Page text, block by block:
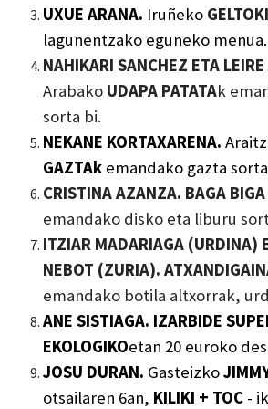
UXUE ARANA. Iruñeko GELTOKI
lagunentzako eguneko menua.
NAHIKARI SANCHEZ ETA
Arabako UDAPA PATATAk
sorta bi.
NEKANE KORTAXARENA.
GAZTAk emandako gazta
CRISTINA AZANZA. BAGA
emandako disko eta liburu
ITZIAR MADARIAGA (URDINA)
NEBOT (ZURIA).
emandako botila altxorrak,
ANE SISTIAGA. IZARBIDE
EKOLOGIKOetan 20 euroko
JOSU DURAN. GasteizkoJI
otsailaren 6an, KILIKI + TOC -